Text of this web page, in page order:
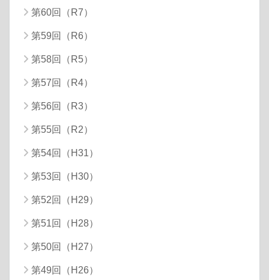
第60回（R7）
第59回（R6）
第58回（R5）
第57回（R4）
第56回（R3）
第55回（R2）
第54回（H31）
第53回（H30）
第52回（H29）
第51回（H28）
第50回（H27）
第49回（H26）